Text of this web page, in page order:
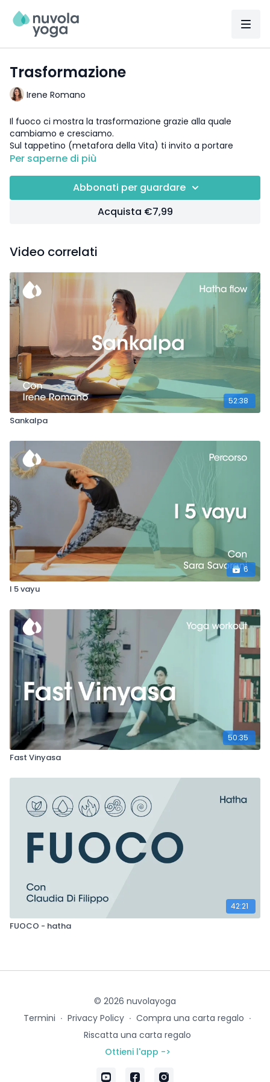
Trasformazione
Irene Romano
Il fuoco ci mostra la trasformazione grazie alla quale
cambiamo e cresciamo.
Sul tappetino (metafora della Vita) ti invito a portare
l’attenzione ai piccoli cambiamenti che avvengono
mente e dello spirito.
Irene Romano
livello: open
Per saperne di più
Abbonati per guardare
Acquista €7,99
Video correlati
52:38
Sankalpa
6
I 5 vayu
50:35
Fast Vinyasa
42:21
FUOCO - hatha
© 2026 nuvolayoga
Termini ∙ Privacy Policy ∙ Compra una carta regalo ∙
Riscatta una carta regalo
Ottieni l'app ->